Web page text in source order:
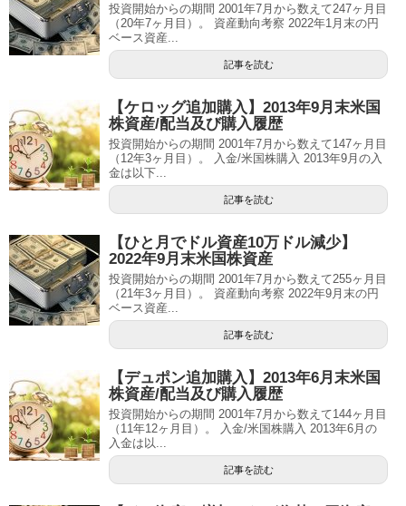
投資開始からの期間 2001年7月から数えて247ヶ月目
（20年7ヶ月目）。 資産動向考察 2022年1月末の円
ベース資産...
記事を読む
【ケロッグ追加購入】2013年9月末米国
株資産/配当及び購入履歴
投資開始からの期間 2001年7月から数えて147ヶ月目
（12年3ヶ月目）。 入金/米国株購入 2013年9月の入
金は以下...
記事を読む
【ひと月でドル資産10万ドル減少】
2022年9月末米国株資産
投資開始からの期間 2001年7月から数えて255ヶ月目
（21年3ヶ月目）。 資産動向考察 2022年9月末の円
ベース資産...
記事を読む
【デュポン追加購入】2013年6月末米国
株資産/配当及び購入履歴
投資開始からの期間 2001年7月から数えて144ヶ月目
（11年12ヶ月目）。 入金/米国株購入 2013年6月の
入金は以...
記事を読む